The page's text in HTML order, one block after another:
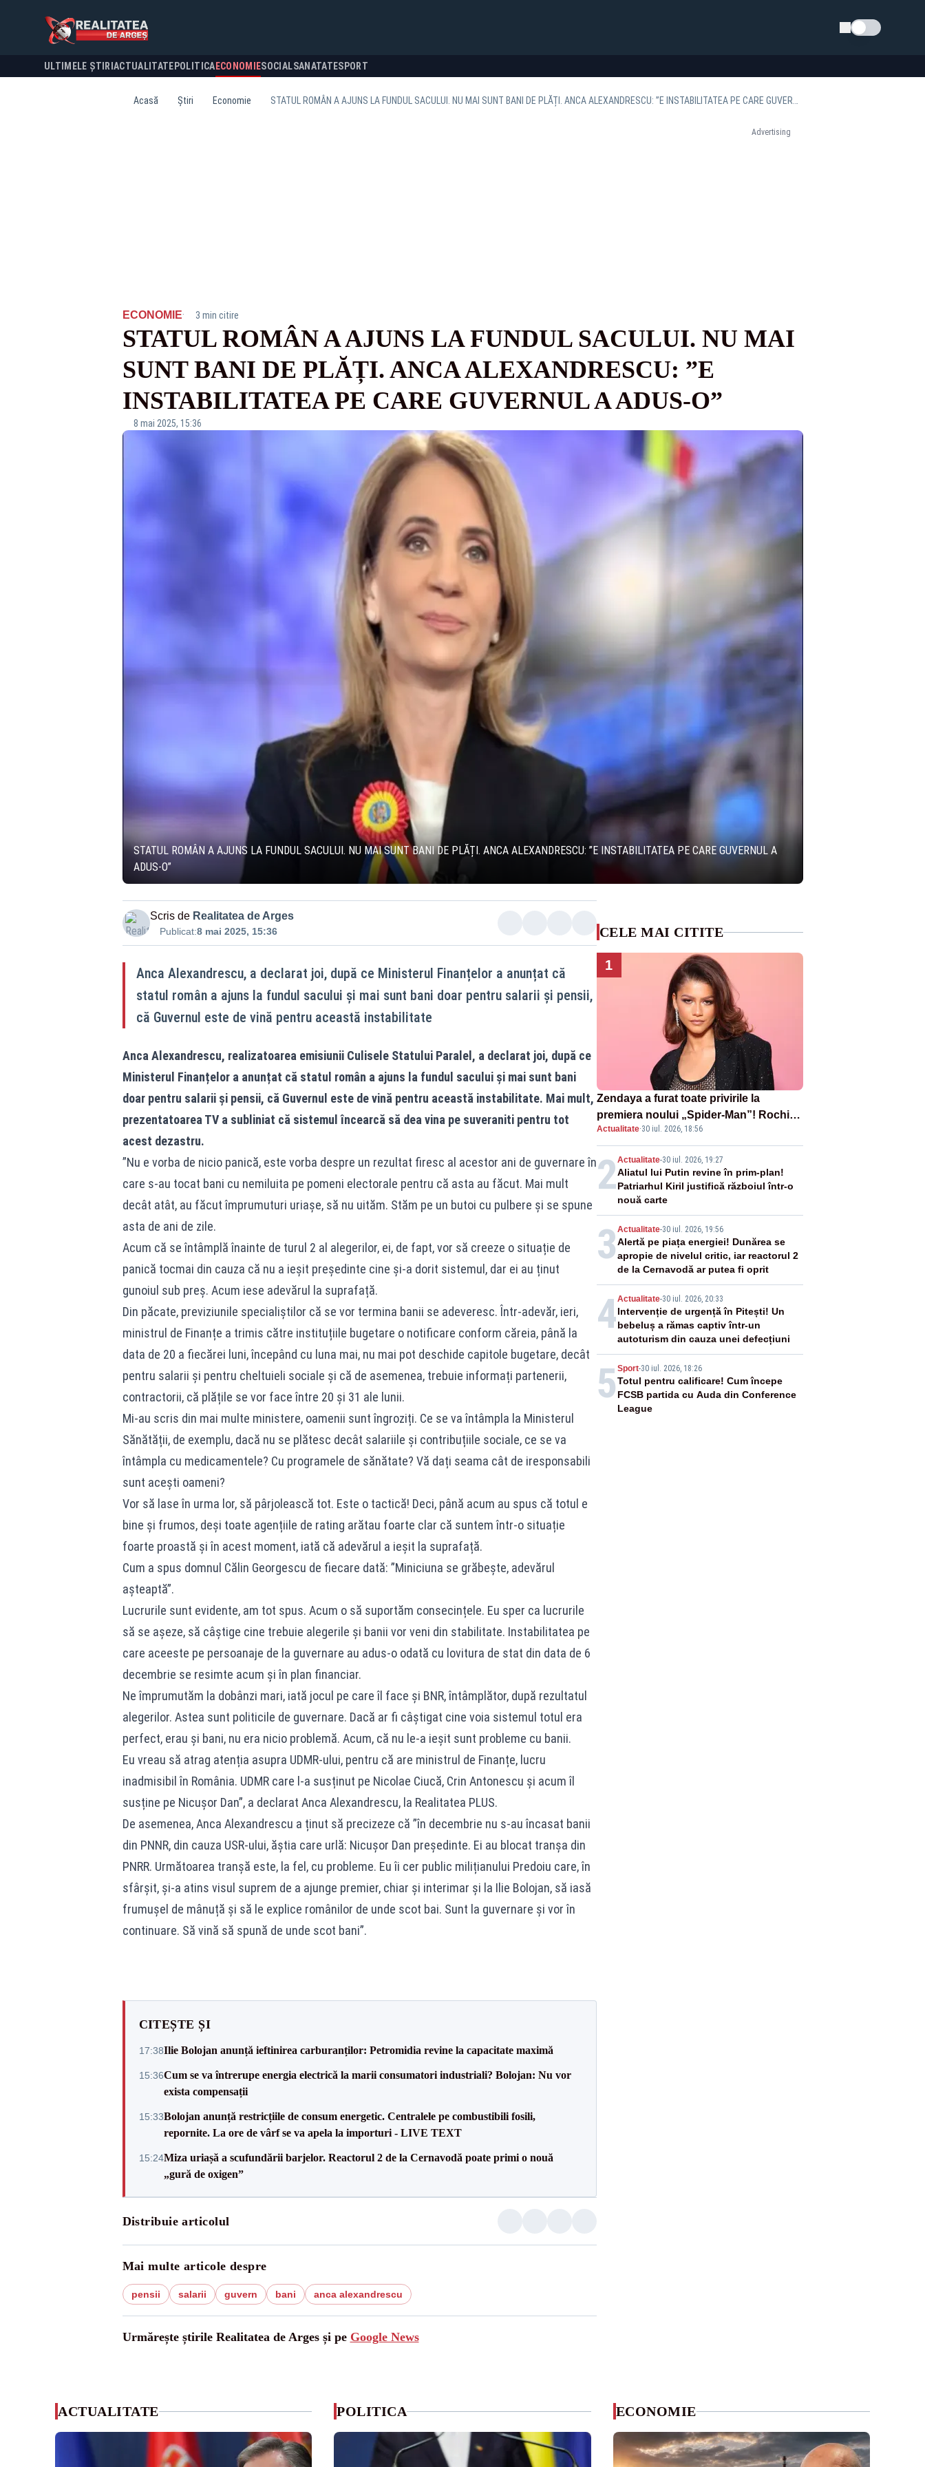
Schimba tema
ULTIMELE ȘTIRI ACTUALITATE POLITICA ECONOMIESOCIALSANATATESPORT
Acasă Știri Economie
Advertising
ECONOMIE· 3 min citire
STATUL ROMÂN A AJUNS LA FUNDUL SACULUI. NU MAI
SUNT BANI DE PLĂȚI. ANCA ALEXANDRESCU: ”E
INSTABILITATEA PE CARE GUVERNUL A ADUS-O”
8 mai 2025, 15:36
STATUL ROMÂN A AJUNS LA FUNDUL SACULUI. NU MAI SUNT BANI DE PLĂȚI. ANCA ALEXANDRESCU: ”E INSTABILITATEA PE CARE GUVERNUL A
ADUS-O”
Scris de Realitatea de Arges
Publicat:8 mai 2025, 15:36
Anca Alexandrescu, a declarat joi, după ce Ministerul Finanțelor a anunțat că
statul român a ajuns la fundul sacului și mai sunt bani doar pentru salarii și pensii,
că Guvernul este de vină pentru această instabilitate
Anca Alexandrescu, realizatoarea emisiunii Culisele Statului Paralel, a declarat joi, după ce
Ministerul Finanțelor a anunțat că statul român a ajuns la fundul sacului și mai sunt bani
doar pentru salarii și pensii, că Guvernul este de vină pentru această instabilitate. Mai mult,
prezentatoarea TV a subliniat că sistemul încearcă să dea vina pe suveraniti pentru tot
acest dezastru.
”Nu e vorba de nicio panică, este vorba despre un rezultat firesc al acestor ani de guvernare în
care s-au tocat bani cu nemiluita pe pomeni electorale pentru că asta au făcut. Mai mult
decât atât, au făcut împrumuturi uriașe, să nu uităm. Stăm pe un butoi cu pulbere și se spune
asta de ani de zile.
Acum că se întâmplă înainte de turul 2 al alegerilor, ei, de fapt, vor să creeze o situație de
panică tocmai din cauza că nu a ieșit președinte cine și-a dorit sistemul, dar ei au ținut
gunoiul sub preș. Acum iese adevărul la suprafață.
Din păcate, previziunile specialiștilor că se vor termina banii se adeveresc. Într-adevăr, ieri,
ministrul de Finanțe a trimis către instituțiile bugetare o notificare conform căreia, până la
data de 20 a fiecărei luni, începând cu luna mai, nu mai pot deschide capitole bugetare, decât
pentru salarii și pentru cheltuieli sociale și că de asemenea, trebuie informați partenerii,
contractorii, că plățile se vor face între 20 și 31 ale lunii.
Mi-au scris din mai multe ministere, oamenii sunt îngroziți. Ce se va întâmpla la Ministerul
Sănătății, de exemplu, dacă nu se plătesc decât salariile și contribuțiile sociale, ce se va
întâmpla cu medicamentele? Cu programele de sănătate? Vă dați seama cât de iresponsabili
sunt acești oameni?
Vor să lase în urma lor, să pârjolească tot. Este o tactică! Deci, până acum au spus că totul e
bine și frumos, deși toate agențiile de rating arătau foarte clar că suntem într-o situație
foarte proastă și în acest moment, iată că adevărul a ieșit la suprafață.
Cum a spus domnul Călin Georgescu de fiecare dată: ”Miniciuna se grăbește, adevărul
așteaptă”.
Lucrurile sunt evidente, am tot spus. Acum o să suportăm consecințele. Eu sper ca lucrurile
să se așeze, să câștige cine trebuie alegerile și banii vor veni din stabilitate. Instabilitatea pe
care aceeste pe persoanaje de la guvernare au adus-o odată cu lovitura de stat din data de 6
decembrie se resimte acum și în plan financiar.
Ne împrumutăm la dobânzi mari, iată jocul pe care îl face și BNR, întâmplător, după rezultatul
alegerilor. Astea sunt politicile de guvernare. Dacă ar fi câștigat cine voia sistemul totul era
perfect, erau și bani, nu era nicio problemă. Acum, că nu le-a ieșit sunt probleme cu banii.
Eu vreau să atrag atenția asupra UDMR-ului, pentru că are ministrul de Finanțe, lucru
inadmisibil în România. UDMR care l-a susținut pe Nicolae Ciucă, Crin Antonescu și acum îl
susține pe Nicușor Dan”, a declarat Anca Alexandrescu, la Realitatea PLUS.
De asemenea, Anca Alexandrescu a ținut să precizeze că ”în decembrie nu s-au încasat banii
din PNNR, din cauza USR-ului, ăștia care urlă: Nicușor Dan președinte. Ei au blocat tranșa din
PNRR. Următoarea tranșă este, la fel, cu probleme. Eu îi cer public milițianului Predoiu care, în
sfârșit, și-a atins visul suprem de a ajunge premier, chiar și interimar și la Ilie Bolojan, să iasă
frumușel de mânuță și să le explice românilor de unde scot bai. Sunt la guvernare și vor în
continuare. Să vină să spună de unde scot bani”.
CITEȘTE ȘI
17:38Ilie Bolojan anunță ieftinirea carburanților: Petromidia revine la capacitate maximă
15:36Cum se va întrerupe energia electrică la marii consumatori industriali? Bolojan: Nu vor
exista compensații
15:33Bolojan anunță restricțiile de consum energetic. Centralele pe combustibili fosili,
repornite. La ore de vârf se va apela la importuri - LIVE TEXT
15:24Miza uriașă a scufundării barjelor. Reactorul 2 de la Cernavodă poate primi o nouă
„gură de oxigen”
Distribuie articolul
Mai multe articole despre
pensii salarii guvern bani anca alexandrescu
Urmărește știrile Realitatea de Arges și pe Google News
CELE MAI CITITE
1
Zendaya a furat toate privirile la
premiera noului „Spider-Man”! Rochia
inspirată de pânza de păianjen a făcut
senzație
Actualitate·30 iul. 2026, 18:56
2Actualitate-30 iul. 2026, 19:27
Aliatul lui Putin revine în prim-plan!
Patriarhul Kiril justifică războiul într-o
nouă carte
3 Actualitate-30 iul. 2026, 19:56
Alertă pe piața energiei! Dunărea se
apropie de nivelul critic, iar reactorul 2
de la Cernavodă ar putea fi oprit
4Actualitate-30 iul. 2026, 20:33
Intervenție de urgență în Pitești! Un
bebeluș a rămas captiv într-un
autoturism din cauza unei defecțiuni
5 Sport-30 iul. 2026, 18:26
Totul pentru calificare! Cum începe
FCSB partida cu Auda din Conference
League
ACTUALITATE POLITICA ECONOMIE